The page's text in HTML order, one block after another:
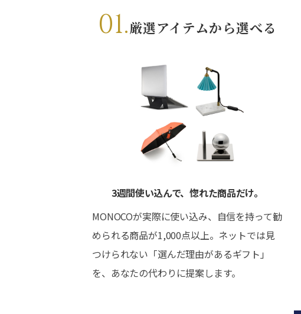
01.厳選アイテムから選べる
3週間使い込んで、惚れた商品だけ。
MONOCOが実際に使い込み、自信を持って勧
められる商品が1,000点以上。ネットでは見
つけられない「選んだ理由があるギフト」
を、あなたの代わりに提案します。